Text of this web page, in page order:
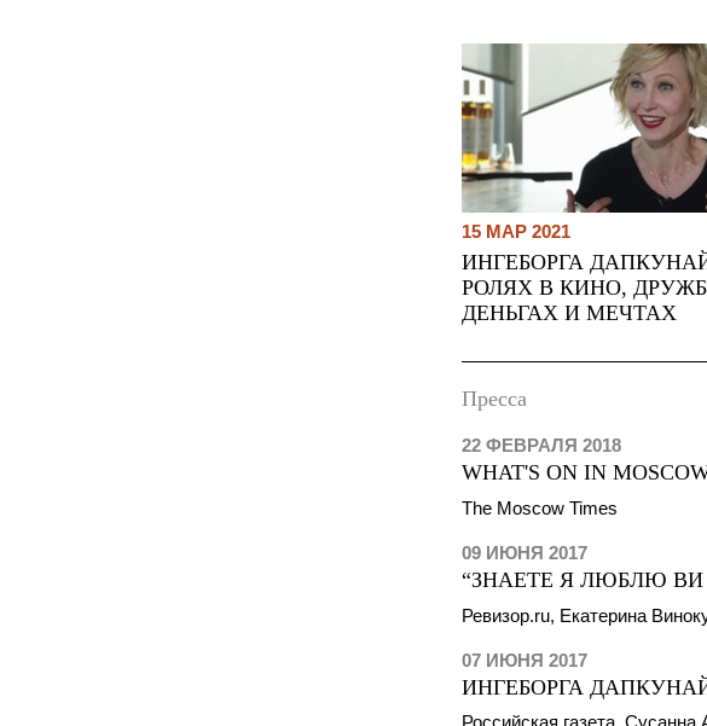
15 МАР 2021
ИНГЕБОРГА
РОЛЯХ В КИНО,
ДЕНЬГАХ И МЕЧТАХ
Пресса
22 ФЕВРАЛЯ 2018
WHAT'S ON IN
The Moscow Times
09 ИЮНЯ 2017
“ЗНАЕТЕ Я ЛЮБЛЮ ВИ
Ревизор.ru, Екатерина
07 ИЮНЯ 2017
ИНГЕБОРГА